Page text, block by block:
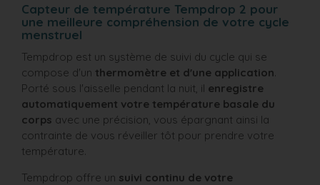
Capteur de température Tempdrop 2 pour
une meilleure compréhension de votre cycle
menstruel
Tempdrop est un système de suivi du cycle qui se
compose d'un thermomètre et d'une application.
Porté sous l'aisselle pendant la nuit, il enregistre
automatiquement votre température basale du
corps avec une précision, vous épargnant ainsi la
contrainte de vous réveiller tôt pour prendre votre
température.
Tempdrop offre un suivi continu de votre